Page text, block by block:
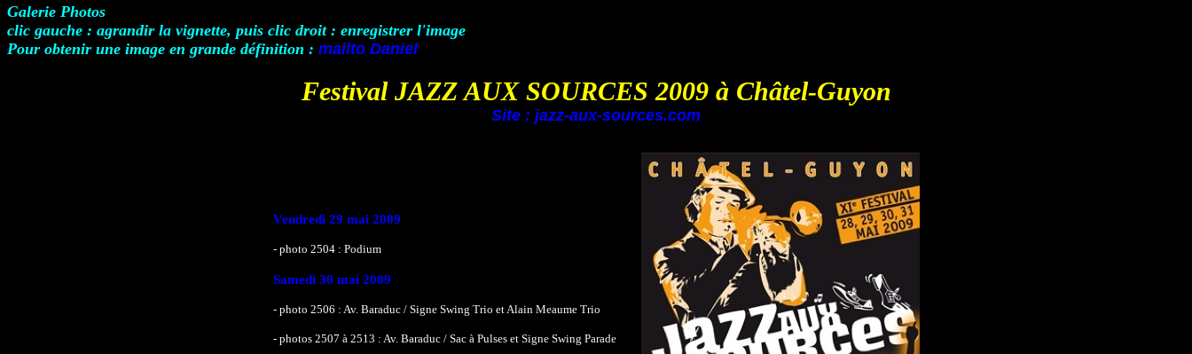
Galerie Photos
clic gauche : agrandir la vignette, puis clic droit : enregistrer l'image
Pour obtenir une image en grande définition : mailto Daniel
Festival JAZZ AUX SOURCES 2009 à Châtel-Guyon
Site : jazz-aux-sources.com
Vendredi 29 mai 2009
- photo 2504 : Podium
Samedi 30 mai 2009
- photo 2506 : Av. Baraduc / Signe Swing Trio et Alain Meaume Trio
- photos 2507 à 2513 : Av. Baraduc / Sac à Pulses et Signe Swing Parade